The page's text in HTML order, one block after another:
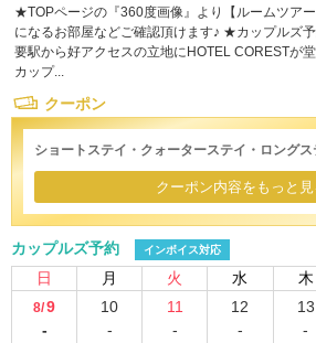
★TOPページの『360度画像』より【ルームツア
になるお部屋などご確認頂けます♪ ★カップルズ
要駅から好アクセスの立地にHOTEL CORESTが
カップ...
クーポン
ショートステイ・クォーターステイ・ロング
クーポン内容をもっと見
カップルズ予約 インボイス対応
日 月 火 水 木
8/9
-
10
-
11
-
12
-
13
-